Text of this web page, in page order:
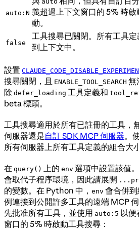
auto:N 義超過上下文窗口的 5% 時
動。
false
工具搜尋已關閉。所有工具
到上下文中。
設置
搜尋關閉，且 ENABLE_TOOL_SEARCH 無
除 defer_loading 工具定義和
beta 標頭。
工具搜尋適用於所有已註冊的工具，
伺服器還是自訂 SDK MCP 伺服器。
所有伺服器上所有工具定義的組合大小
在 query() 上的 env 選項中設置該值
會取代子程序環境，因此請展開
的變數。在 Python 中， env 會合併
例連接到公開許多工具的遠端 MCP
先批准所有工具，並使用 auto:5 以便
窗口的 5% 時啟動工具搜尋：